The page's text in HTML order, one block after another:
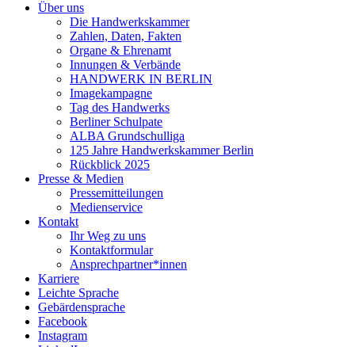
Über uns
Die Handwerkskammer
Zahlen, Daten, Fakten
Organe & Ehrenamt
Innungen & Verbände
HANDWERK IN BERLIN
Imagekampagne
Tag des Handwerks
Berliner Schulpate
ALBA Grundschulliga
125 Jahre Handwerkskammer Berlin
Rückblick 2025
Presse & Medien
Pressemitteilungen
Medienservice
Kontakt
Ihr Weg zu uns
Kontaktformular
Ansprechpartner*innen
Karriere
Leichte Sprache
Gebärdensprache
Facebook
Instagram